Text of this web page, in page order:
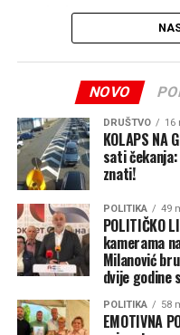
Svete
me
hram,
ovdje
Neka
svim
Rujištima,
Banjaluci i
Srpskoj
sreću, mir
namirnica.
Čak je i premijer prije
Republici Srpskoj robne
mjeseci kasnije ne
koji je Vlada preduzela
da im briga za građane
Kaže da ne očekuje da
ne može niko, ali da
Vlade Republike Srpske
-Prošli smo pandemiju,
NOVO
DRUŠTVO 16
KOLAPS NA
sati
znati!
POLITIKA 49
POLITIČKO
kamerama
Milanović
dvije godine
POLITIKA 58
EMOTIVNA